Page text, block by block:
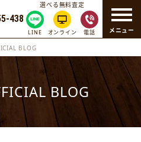
メニュー
438
選べる無料査定
LINE オンライン 電話
BLOG
BLOG